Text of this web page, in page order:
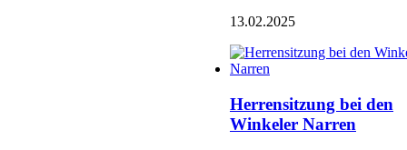
13.02.2025
Herrensitzung bei den
Winkeler Narren